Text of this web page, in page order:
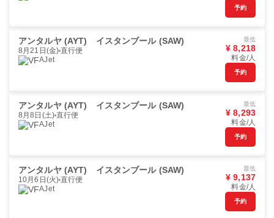
予約
アンタルヤ (AYT) イスタンブール (SAW)
8月21日(金) 直行便
AJet
最低
¥ 8,218
料金/人
予約
アンタルヤ (AYT) イスタンブール (SAW)
8月8日(土) 直行便
AJet
最低
¥ 8,293
料金/人
予約
アンタルヤ (AYT) イスタンブール (SAW)
10月6日(火) 直行便
AJet
最低
¥ 9,137
料金/人
予約